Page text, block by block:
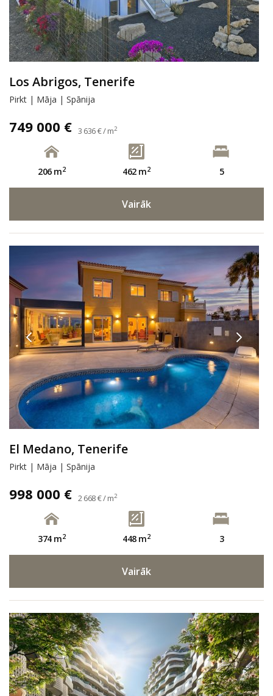
Los Abrigos, Tenerife
Pirkt | Māja | Spānija
749 000 € 3 636 € / m2
206 m2 462 m2 5
Vairāk
El Medano, Tenerife
Pirkt | Māja | Spānija
998 000 € 2 668 € / m2
374 m2 448 m2 3
Vairāk